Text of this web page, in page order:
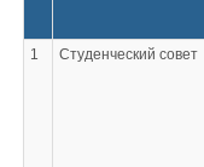
1 Студенческий совет